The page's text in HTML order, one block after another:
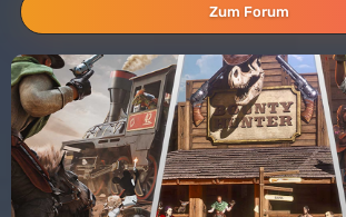
Zum Forum